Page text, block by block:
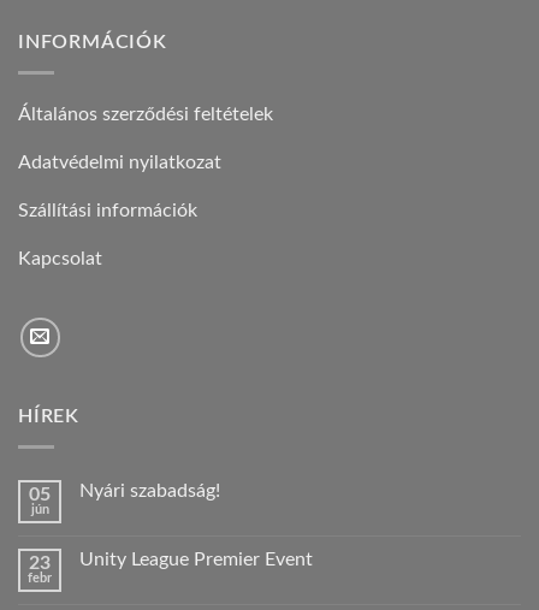
INFORMÁCIÓK
Általános szerződési feltételek
Adatvédelmi nyilatkozat
Szállítási információk
Kapcsolat
HÍREK
05
jún
Nyári szabadság!
Nyári
23
febr
Unity League Premier Event